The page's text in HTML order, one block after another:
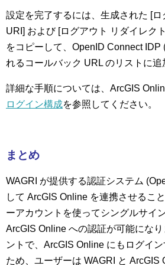
設定を完了するには、生成された [ロ
URI] および [ログアウト リダイレク
をコピーして、OpenID Connect IDP
れるコールバック URL のリストに追
詳細な手順については、ArcGIS
ログイン構成を参照してください。
まとめ
WAGRI が提供する認証システム
して ArcGIS Online を連携させるこ
ーアカウントを使ってシングルサイ
ArcGIS Online への認証が可能にな
ントで、ArcGIS Online にもログイ
ため、ユーザーは WAGRI と ArcGIS